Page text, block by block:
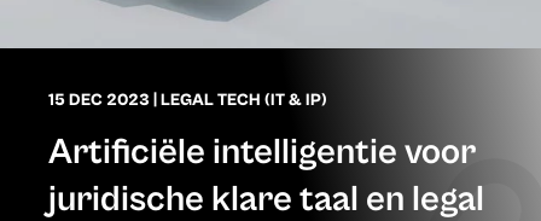
15 DEC 2023 LEGAL TECH (IT & IP)
Artificiële intelligentie voor
juridische klare taal en legal